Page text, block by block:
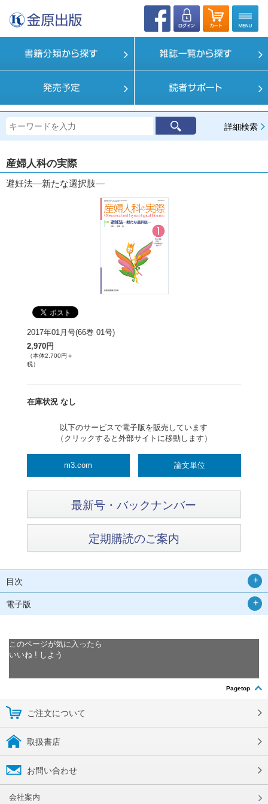
詳細検索
産婦人科の実際
避妊法―新たな選択肢―
2017年01月号(66巻 01号)
2,970円
（本体2,700円＋
税）
在庫状況 なし
以下のサービスで電子版を販売しています
（クリックすると外部サイトに移動します）
m3.com 論文単位
最新号・バックナンバー
定期購読のご案内
目次
電子版
このページが気に入ったら
いいね ! しよう
Pagetop
ご注文について
取扱書店
お問い合わせ
会社案内